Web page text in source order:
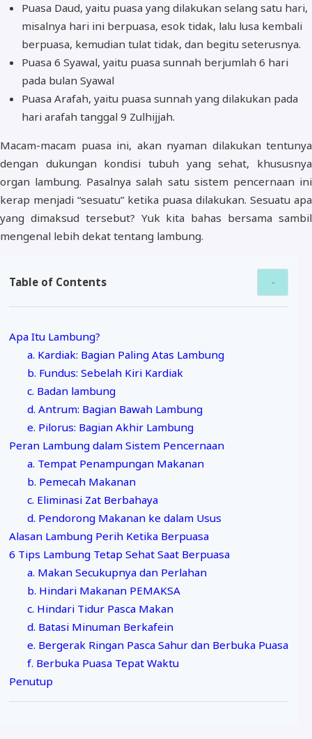
Puasa Daud, yaitu puasa yang dilakukan selang satu hari,
misalnya hari ini berpuasa, esok tidak, lalu lusa kembali
berpuasa, kemudian tulat tidak, dan begitu seterusnya.
Puasa 6 Syawal, yaitu puasa sunnah berjumlah 6 hari
pada bulan Syawal
Puasa Arafah, yaitu puasa sunnah yang dilakukan pada
hari arafah tanggal 9 Zulhijjah.
Macam-macam puasa ini, akan nyaman dilakukan tentunya
dengan dukungan kondisi tubuh yang sehat, khususnya
organ lambung. Pasalnya salah satu sistem pencernaan ini
kerap menjadi “sesuatu” ketika puasa dilakukan. Sesuatu apa
yang dimaksud tersebut? Yuk kita bahas bersama sambil
mengenal lebih dekat tentang lambung.
Table of Contents
Apa Itu Lambung?
a. Kardiak: Bagian Paling Atas Lambung
b. Fundus: Sebelah Kiri Kardiak
c. Badan lambung
d. Antrum: Bagian Bawah Lambung
e. Pilorus: Bagian Akhir Lambung
Peran Lambung dalam Sistem Pencernaan
a. Tempat Penampungan Makanan
b. Pemecah Makanan
c. Eliminasi Zat Berbahaya
d. Pendorong Makanan ke dalam Usus
Alasan Lambung Perih Ketika Berpuasa
6 Tips Lambung Tetap Sehat Saat Berpuasa
a. Makan Secukupnya dan Perlahan
b. Hindari Makanan PEMAKSA
c. Hindari Tidur Pasca Makan
d. Batasi Minuman Berkafein
e. Bergerak Ringan Pasca Sahur dan Berbuka Puasa
f. Berbuka Puasa Tepat Waktu
Penutup